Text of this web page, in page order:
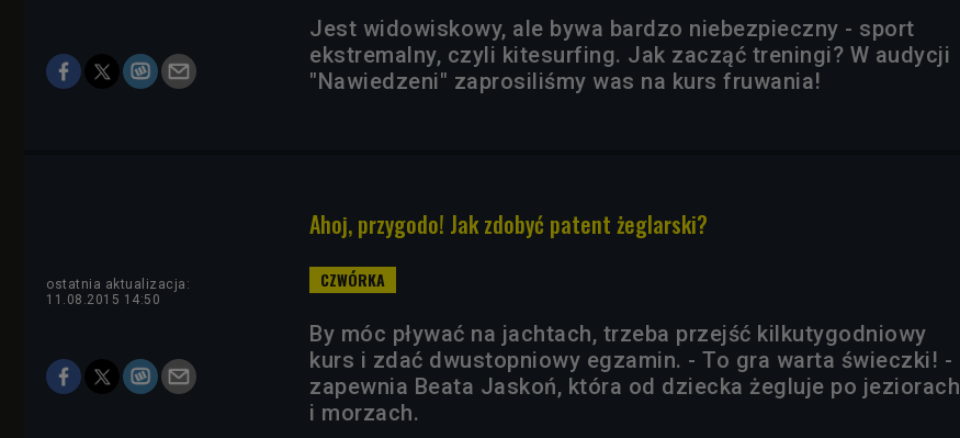
Jest widowiskowy, ale bywa bardzo niebezpieczny - sport
ekstremalny, czyli kitesurfing. Jak zacząć treningi? W audycji
"Nawiedzeni" zaprosiliśmy was na kurs fruwania!
Ahoj, przygodo! Jak zdobyć patent żeglarski?
ostatnia aktualizacja:
11.08.2015 14:50
By móc pływać na jachtach, trzeba przejść kilkutygodniowy
kurs i zdać dwustopniowy egzamin. - To gra warta świeczki! -
zapewnia Beata Jaskoń, która od dziecka żegluje po jeziorach
i morzach.